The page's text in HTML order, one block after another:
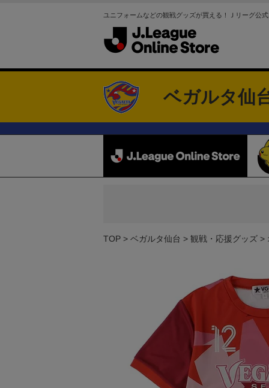
ユニフォームなどの観戦グッズが買える！Ｊリーグ公
ベガルタ仙
TOP ベガルタ仙台 観戦・応援グッズ